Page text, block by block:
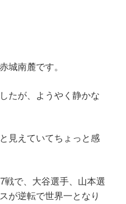
城南麓です。
たが、ようやく静かな
見えていてちょっと感
戦で、大谷選手、山本選
が逆転で世界一となり